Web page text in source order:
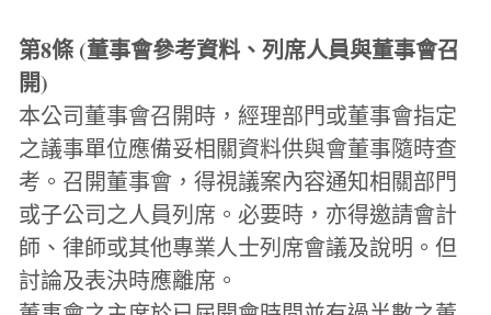
第8條 (董事會參考資料、列席人員與董事會召
開)
本公司董事會召開時，經理部門或董事會指定
之議事單位應備妥相關資料供與會董事隨時查
考。召開董事會，得視議案內容通知相關部門
或子公司之人員列席。必要時，亦得邀請會計
師、律師或其他專業人士列席會議及說明。但
討論及表決時應離席。